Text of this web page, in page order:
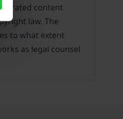
content
law. The
to what extent
as legal counsel